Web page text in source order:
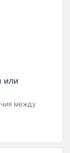
или
между